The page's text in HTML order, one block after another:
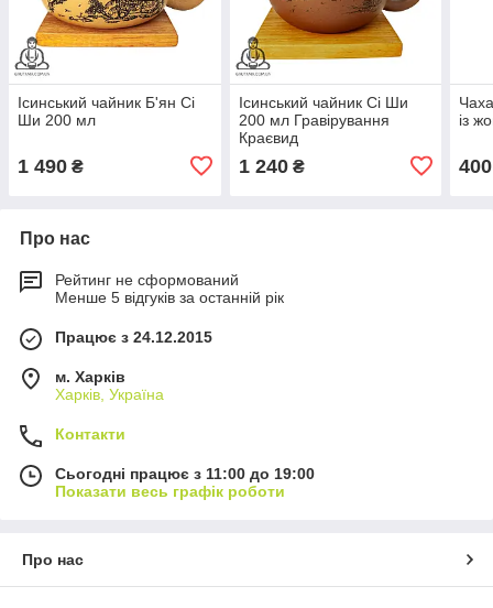
Ісинський чайник Б'ян Сі
Ши 200 мл
1 490 ₴
Ісинський чайник Сі Ши
200 мл Гравірування
Краєвид
1 240₴
із
400
Про нас
Рейтинг не сформований
Менше 5 відгуків за останній рік
Працює з 24.12.2015
м. Харків
Харків, Україна
Контакти
Сьогодні працює з 11:00 до 19:00
Показати весь графік роботи
Про нас